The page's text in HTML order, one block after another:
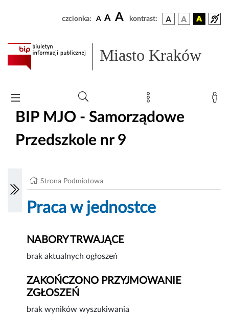
czcionka: A A A kontrast:
Miasto Kraków
BIP MJO - Samorządowe
Przedszkole nr 9
Strona Podmiotowa
Praca w jednostce
NABORY TRWAJĄCE
brak aktualnych ogłoszeń
ZAKOŃCZONO PRZYJMOWANIE
ZGŁOSZEŃ
brak wyników wyszukiwania